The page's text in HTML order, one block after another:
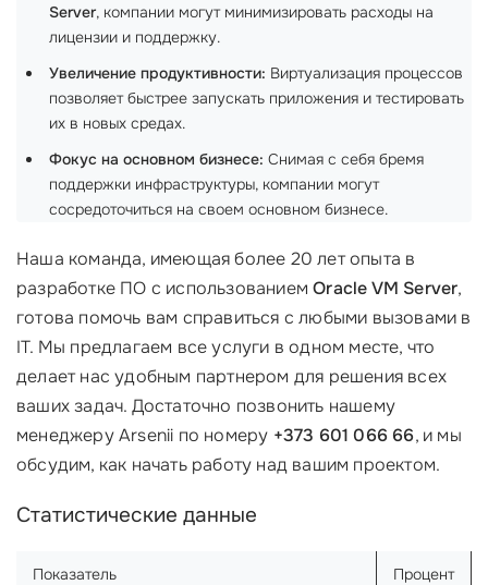
Server, компании могут минимизировать расходы на
лицензии и поддержку.
Увеличение продуктивности: Виртуализация процессов
позволяет быстрее запускать приложения и тестировать
их в новых средах.
Фокус на основном бизнесе: Снимая с себя бремя
поддержки инфраструктуры, компании могут
сосредоточиться на своем основном бизнесе.
Наша команда, имеющая более 20 лет опыта в
разработке ПО с использованиемOracle VM Server,
готова помочь вам справиться с любыми вызовами в
IT. Мы предлагаем все услуги в одном месте, что
делает нас удобным партнером для решения всех
ваших задач. Достаточно позвонить нашему
менеджеру Arsenii по номеру +373 601 066 66, и мы
обсудим, как начать работу над вашим проектом.
Статистические данные
Показатель Процент